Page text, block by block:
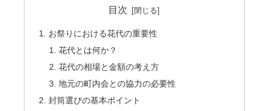
目次
お祭りにおける花代の重要性
花代とは何か？
花代の相場と金額の考え方
地元の町内会との協力の必要性
封筒選びの基本ポイント